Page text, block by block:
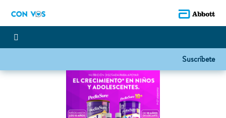
Suscríbete